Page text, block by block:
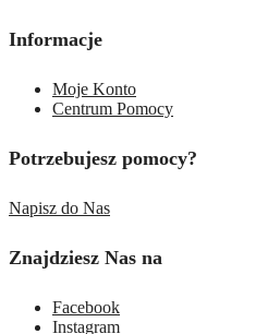
Informacje
Moje Konto
Centrum Pomocy
Potrzebujesz pomocy?
Napisz do Nas
Znajdziesz Nas na
Facebook
Instagram